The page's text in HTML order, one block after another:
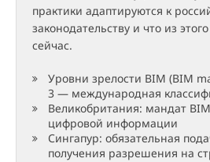
практики адаптируются к
законодательству и что из
сейчас.
Уровни зрелости BIM (BIM
3 — международная
Великобритания: мандат
цифровой информации
Сингапур: обязательная
получения разрешения на